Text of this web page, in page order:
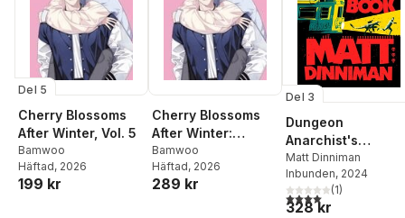
Del 5
Cherry Blossoms
After Winter, Vol. 5
Bamwoo
Häftad, 2026
199 kr
Cherry Blossoms
After Winter:
Volume 5
Bamwoo
Häftad, 2026
289 kr
Del 3
Dungeon
Anarchist's
Cookbook
Matt Dinniman
Inbunden, 2024
4,0utav 5 stjärnor.
(1)
328 kr